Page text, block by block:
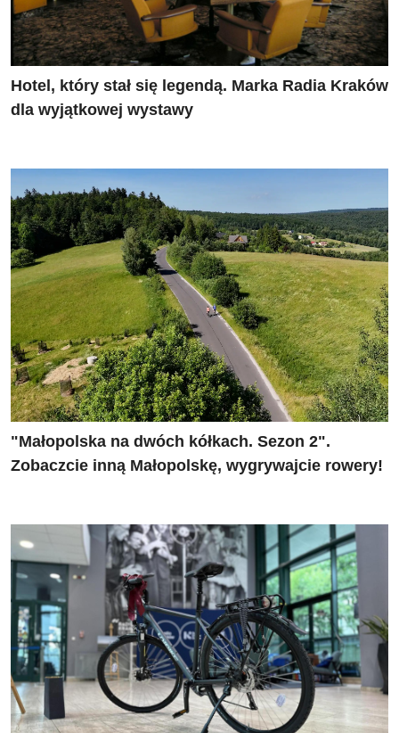
Hotel, który stał się legendą. Marka Radia Kraków
dla wyjątkowej wystawy
"Małopolska na dwóch kółkach. Sezon 2".
Zobaczcie inną Małopolskę, wygrywajcie rowery!